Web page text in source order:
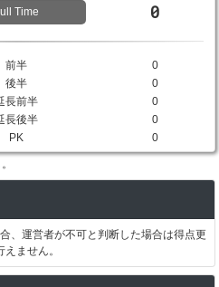
Time 0
前半
0
後半
0
長前半
0
長後半
0
PK 0
。
、運営者が不可と判断した場合は得点更
えません。